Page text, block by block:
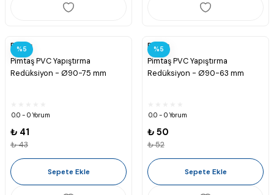
%5
Pimtaş
Pimtaş PVC Yapıştırma
Redüksiyon - Ø90-75 mm
0.0 - 0 Yorum
₺ 41
₺ 43
Sepete Ekle
%5
Pimtaş
Pimtaş PVC Yapıştırma
Redüksiyon - Ø90-63 mm
0.0 - 0 Yorum
₺ 50
₺ 52
Sepete Ekle